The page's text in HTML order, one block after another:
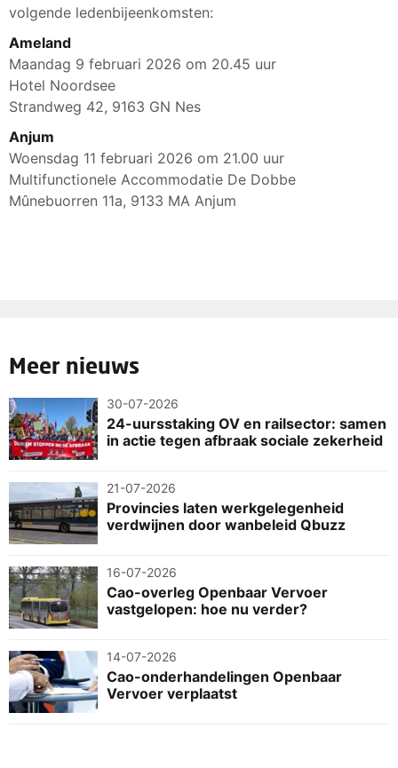
volgende ledenbijeenkomsten:
Ameland
Maandag 9 februari 2026 om 20.45 uur
Hotel Noordsee
Strandweg 42, 9163 GN Nes
Anjum
Woensdag 11 februari 2026 om 21.00 uur
Multifunctionele Accommodatie De Dobbe
Mûnebuorren 11a, 9133 MA Anjum
Meer nieuws
30-07-2026
24-uursstaking OV en railsector: samen
in actie tegen afbraak sociale zekerheid
21-07-2026
Provincies laten werkgelegenheid
verdwijnen door wanbeleid Qbuzz
16-07-2026
Cao-overleg Openbaar Vervoer
vastgelopen: hoe nu verder?
14-07-2026
Cao-onderhandelingen Openbaar
Vervoer verplaatst